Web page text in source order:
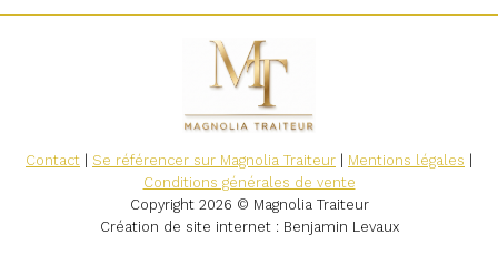
Contact | Se référencer sur Magnolia Traiteur | Mentions légales |
Conditions générales de vente
Copyright 2026 © Magnolia Traiteur
Création de site internet: Benjamin Levaux